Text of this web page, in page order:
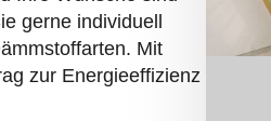
gerne individuell
Mit
zur Energieeffizienz